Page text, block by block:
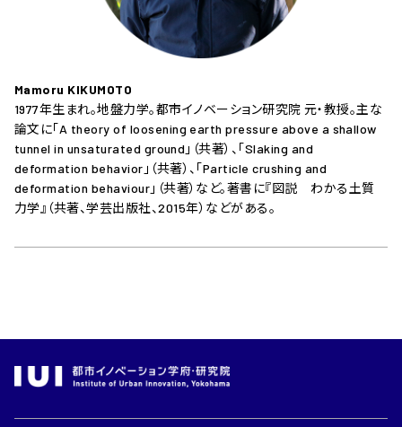
Mamoru KIKUMOTO
1977年生まれ。地盤力学。都市イノベーション研究院 元・教授。主な
論文に「A theory of loosening earth pressure above a shallow
tunnel in unsaturated ground」（共著）、「Slaking and
deformation behavior」（共著）、「Particle crushing and
deformation behaviour」（共著）など。著書に『図説 わかる土質
力学』（共著、学芸出版社、2015年）などがある。